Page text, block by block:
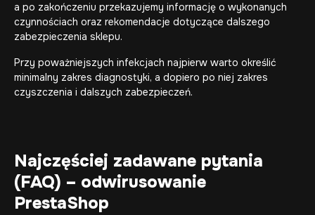
a po zakończeniu przekazujemy informację o wykonanych
czynnościach oraz rekomendacje dotyczące dalszego
zabezpieczenia sklepu.
Przy poważniejszych infekcjach najpierw warto określić
minimalny zakres diagnostyki, a dopiero po niej zakres
czyszczenia i dalszych zabezpieczeń.
Najczęściej zadawane pytania
(FAQ) – odwirusowanie
PrestaShop